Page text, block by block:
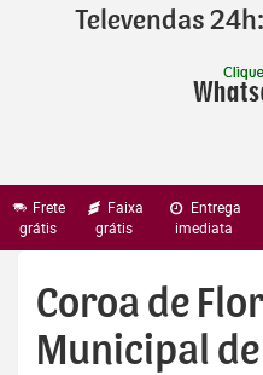
Televendas 24h:
Frete
grátis
Faixa
grátis
Entrega
imediata
Coroa de
Municipal de